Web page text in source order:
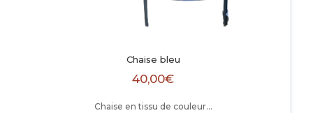
Chaise bleu
40,00€
Chaise en tissu de couleur…